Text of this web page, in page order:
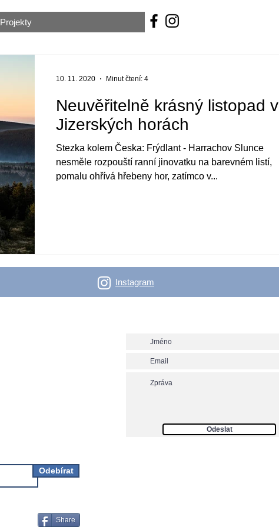
Projekty
Neuvěřitelně krásný listopad v
Jizerských horách
Stezka kolem Česka: Frýdlant - Harrachov Slunce
nesměle rozpouští ranní jinovatku na barevném listí,
pomalu ohřívá hřebeny hor, zatímco v...
10. 11. 2020 Minut čtení: 4
Instagram
Odeslat
Odebírat
Share